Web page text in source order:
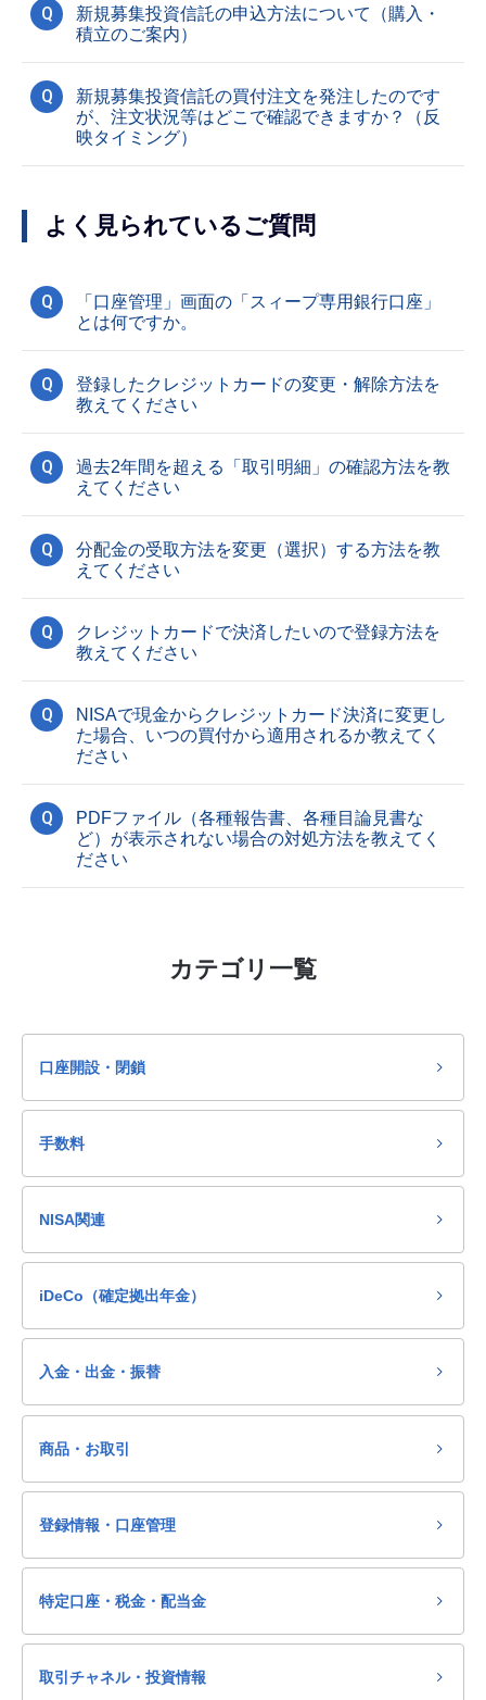
Q
新規募集投資信託の申込方法について（購入・
積立のご案内）
Q
新規募集投資信託の買付注文を発注したのです
が、注文状況等はどこで確認できますか？（反
映タイミング）
よく見られているご質問
Q
「口座管理」画面の「スィープ専用銀行口座」
とは何ですか。
Q
登録したクレジットカードの変更・解除方法を
教えてください
Q
過去2年間を超える「取引明細」の確認方法を教
えてください
Q
分配金の受取方法を変更（選択）する方法を教
えてください
Q
クレジットカードで決済したいので登録方法を
教えてください
Q
NISAで現金からクレジットカード決済に変更し
た場合、いつの買付から適用されるか教えてく
ださい
Q
PDFファイル（各種報告書、各種目論見書な
ど）が表示されない場合の対処方法を教えてく
ださい
カテゴリ一覧
口座開設・閉鎖
手数料
NISA関連
iDeCo（確定拠出年金）
入金・出金・振替
商品・お取引
登録情報・口座管理
特定口座・税金・配当金
取引チャネル・投資情報